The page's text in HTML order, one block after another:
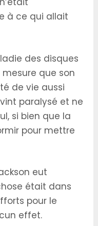
à ce qui allait
des disques
que son
de vie aussi
paralysé et ne
si bien que la
pour mettre
eut
était dans
pour le
effet.